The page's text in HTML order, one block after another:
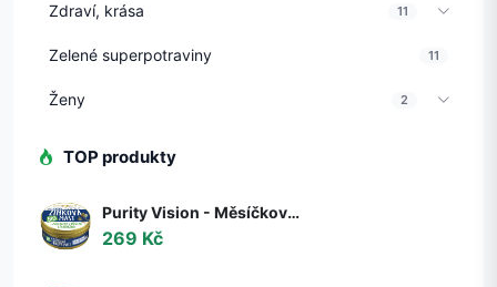
Zdraví, krása 11
Zelené superpotraviny 11
Ženy 2
TOP produkty
Purity Vision - Měsíčková Zinková mast BIO, 150 ml
269 Kč